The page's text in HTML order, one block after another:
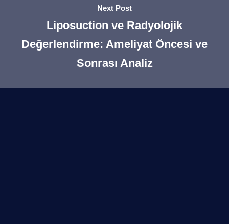
Next Post
Liposuction ve Radyolojik
Değerlendirme: Ameliyat Öncesi ve
Sonrası Analiz